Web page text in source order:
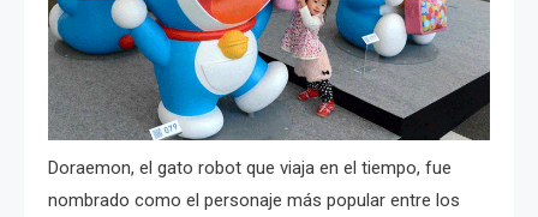
Doraemon, el gato robot que viaja en el tiempo, fue
nombrado como el personaje más popular entre los